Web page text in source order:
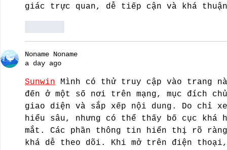
giác trực quan, dễ tiếp cận và khá
Noname Noname
a day ago
Sunwin Mình có thử truy cập vào trang
đến ở một số nơi trên mạng, mục đích
giao diện và sắp xếp nội dung. Do chỉ
hiểu sâu, nhưng có thể thấy bố cục
mắt. Các phần thông tin hiển thị rõ
khá dễ theo dõi. Khi mở trên điện